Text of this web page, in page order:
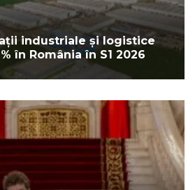
industriale și logistice
în România în S1 2026